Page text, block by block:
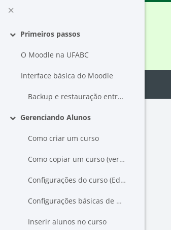
Ir para o conteúdo principal
Primeiros passos
O Moodle na UFABC
Interface básica do Moodle
Backup e restauração entre instâncias
Gerenciando Alunos
Como criar um curso
Como copiar um curso (versão 4.1)
Configurações do curso (Editar ou Criar)
Configurações básicas de um curso (Geral)
Inserir alunos no curso